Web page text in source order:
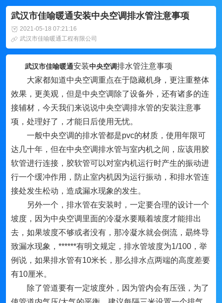
武汉市佳喻暖通安装中央空调排水管注意事项
2021-05-18 07:21:16
武汉市佳喻暖通工程有限公司
武汉市佳喻暖通安装中央空调排水管注意事项
大家都知道中央空调重点在于隐藏机身，更注重整体
效果，更美观，但是中央空调除了设备外，还有诸多的连
接辅材，今天我们来说说中央空调排水管的安装注意事
项，处理好了，才能日后使用无忧。
一般中央空调的排水管都是pvc的材质，使用年限可
达几十年，但在中央空调排水管与室内机之间，应该用胶
软管进行连接，胶软管可以对室内机运行时产生的振动进
行一个缓冲作用，防止室内机因为运行振动，和排水管连
接处发生松动，造成漏水现象的发生。
另外一个，排水管在安装时，一定要合理的设计一个
坡度，因为中央空调里面的冷凝水要顺着坡度才能排出
去，如果坡度不够或者没有，那冷凝水就会倒流，朂终导
致漏水现象，******有明文规定，排水管坡度为1/100，举
例说，如果排水管有10米长，那么排水点两端的高度差要
有10厘米。
除了管道要有一定坡度外，因为管内会有压强，为了